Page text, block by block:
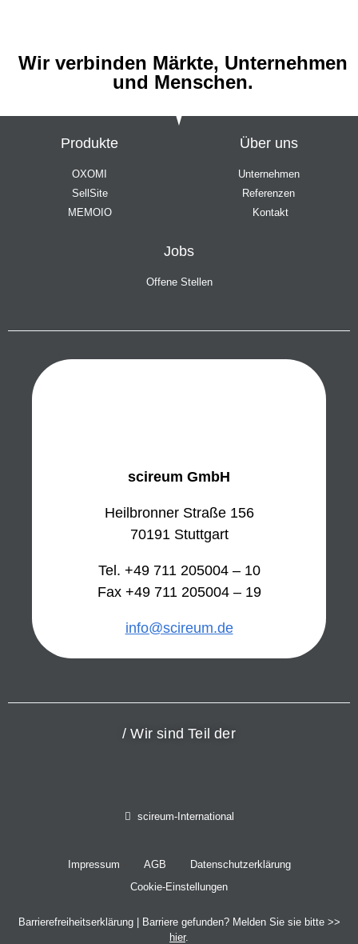
Wir verbinden Märkte, Unternehmen
und Menschen.
Produkte
OXOMI
SellSite
MEMOIO
Über uns
Unternehmen
Referenzen
Kontakt
Jobs
Offene Stellen
scireum GmbH
Heilbronner Straße 156
70191 Stuttgart
Tel. +49 711 205004 – 10
Fax +49 711 205004 – 19
info@scireum.de
/ Wir sind Teil der
scireum-International
Impressum AGB
Datenschutzerklärung
Cookie-Einstellungen
Barrierefreiheitserklärung| Barriere gefunden? Melden Sie sie bitte >>
hier.